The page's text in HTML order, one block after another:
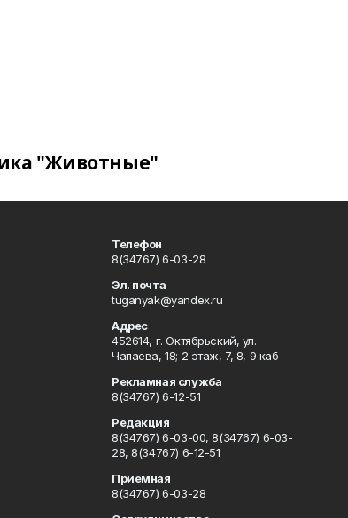
"Животные"
Телефон
8(34767) 6-03-28
Эл. почта
tuganyak@yandex.ru
Адрес
452614, г. Октябрьский, ул.
Чапаева, 18; 2 этаж, 7, 8, 9 каб
Рекламная служба
8(34767) 6-12-51
Редакция
8(34767) 6-03-00, 8(34767) 6-03-
28, 8(34767) 6-12-51
Приемная
8(34767) 6-03-28